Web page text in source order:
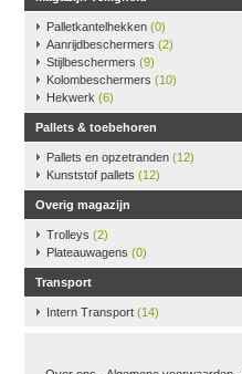
Palletkantelhekken (0)
Aanrijdbeschermers (2)
Stijlbeschermers (9)
Kolombeschermers (10)
Hekwerk (6)
Pallets & toebehoren
Pallets en opzetranden (12)
Kunststof pallets (12)
Overig magazijn
Trolleys (2)
Plateauwagens (0)
Transport
Intern Transport (14)